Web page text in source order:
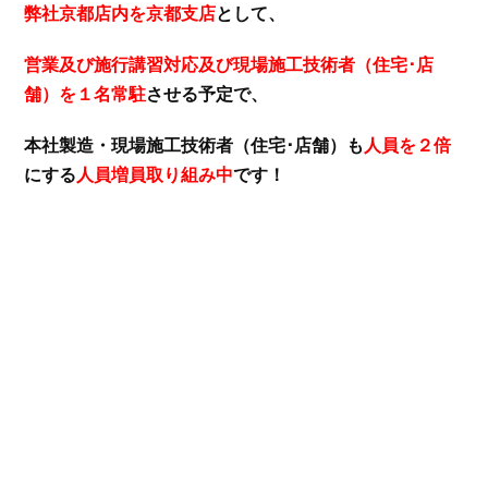
弊社京都店内を京都支店として、
営業及び施行講習対応及び現場施工技術者（住宅･店
舗）を１名常駐させる予定で、
本社製造・現場施工技術者（住宅･店舗）も 人員を２倍
にする 人員増員取り組み中です！